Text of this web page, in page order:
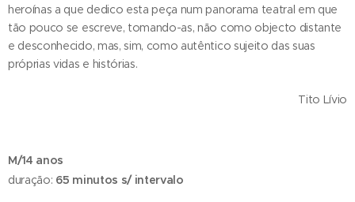
heroínas a que dedico esta peça num panorama teatral em que
tão pouco se escreve, tomando-as, não como objecto distante
e desconhecido, mas, sim, como autêntico sujeito das suas
próprias vidas e histórias.
Tito Lívio
M/14 anos
duração: 65 minutos s/ intervalo